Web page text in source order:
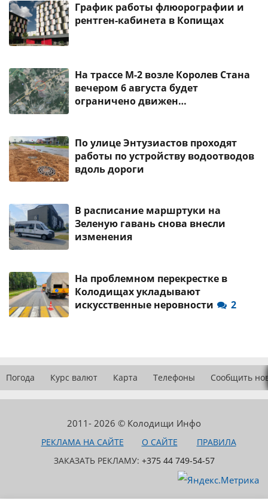
График работы флюорографии и
рентген-кабинета в Копищах
На трассе М-2 возле Королев Стана
вечером 6 августа будет
ограничено движен…
По улице Энтузиастов проходят
работы по устройству водоотводов
вдоль дороги
В расписание маршртуки на
Зеленую гавань снова внесли
изменения
На проблемном перекрестке в
Колодищах укладывают
искусственные неровности
2
Погода Курс валют Карта Телефоны Сообщить
2011- 2026 © Колодищи Инфо
РЕКЛАМА НА САЙТЕ О САЙТЕ
ПРАВИЛА
ЗАКАЗАТЬ РЕКЛАМУ: +375 44 749-54-57